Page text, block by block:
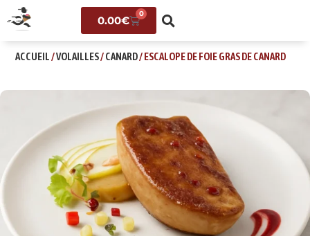
0.00€
0
ACCUEIL/VOLAILLES/CANARD/ ESCALOPE DE FOIE GRAS DE CANARD